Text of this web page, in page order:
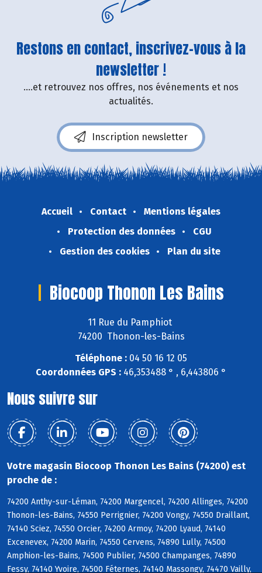
Restons en contact, inscrivez-vous à la
newsletter !
....et retrouvez nos offres, nos événements et nos
actualités.
Inscription newsletter
Accueil Contact
Mentions légales
Protection des données
CGU
Gestion des cookies
Plan du site
Biocoop Thonon Les Bains
11 Rue du Pamphiot
74200 Thonon-les-Bains
Téléphone : 04 50 16 12 05
Coordonnées GPS : 46,353488 ° , 6,443806 °
Nous suivre sur
Votre magasin Biocoop Thonon Les Bains (74200) est
proche de :
74200 Anthy-sur-Léman, 74200 Margencel, 74200 Allinges, 74200
Thonon-les-Bains, 74550 Perrignier, 74200 Vongy, 74550 Draillant,
74140 Sciez, 74550 Orcier, 74200 Armoy, 74200 Lyaud, 74140
Excenevex, 74200 Marin, 74550 Cervens, 74890 Lully, 74500
Amphion-les-Bains, 74500 Publier, 74500 Champanges, 74890
Fessy, 74140 Yvoire, 74500 Féternes, 74140 Massongy, 74470 Vailly,